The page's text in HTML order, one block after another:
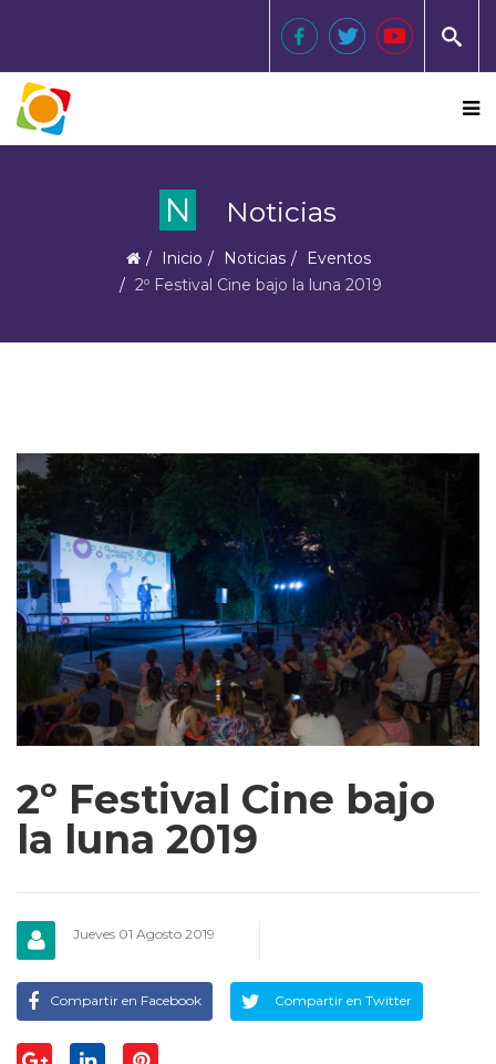
N Noticias
Inicio Noticias
Eventos
2º Festival Cine bajo la luna 2019
2º Festival Cine bajo
la luna 2019
Jueves 01 Agosto 2019
Compartir en Facebook Compartir en Twitter